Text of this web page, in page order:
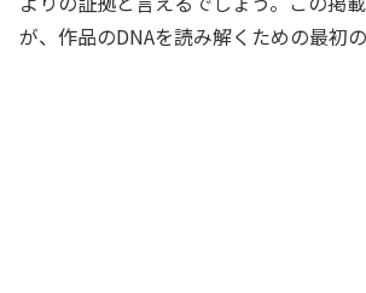
が、作品のDNAを読み解くための最初